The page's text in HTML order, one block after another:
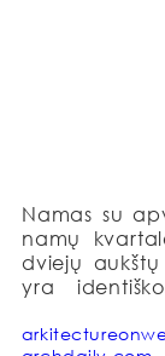
Namas su
namų
dviejų
yra